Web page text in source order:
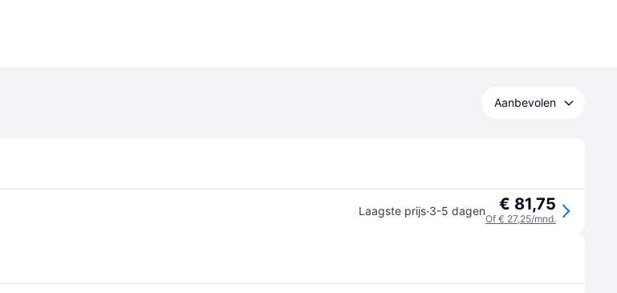
Aanbevolen
Laagste prijs·3-5 dagen € 81,75
Of € 27,25/mnd.